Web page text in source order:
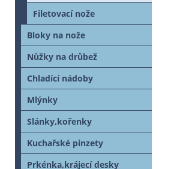
Filetovací nože
Bloky na nože
Nůžky na drůbež
Chladící nádoby
Mlýnky
Slánky,kořenky
Kuchařské pinzety
Prkénka,krájecí desky